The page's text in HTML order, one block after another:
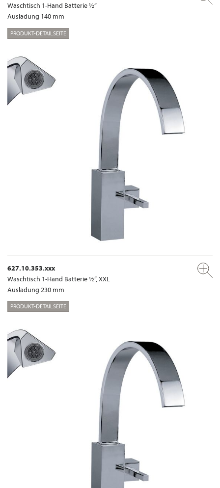
Waschtisch 1-Hand Batterie ½”
Ausladung 140 mm
PRODUKT-DETAILSEITE
627.10.353.xxx
Waschtisch 1-Hand Batterie ½“, XXL
Ausladung 230 mm
PRODUKT-DETAILSEITE